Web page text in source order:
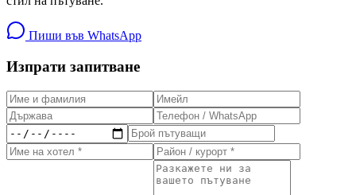
Пиши във WhatsApp
Изпрати запитване